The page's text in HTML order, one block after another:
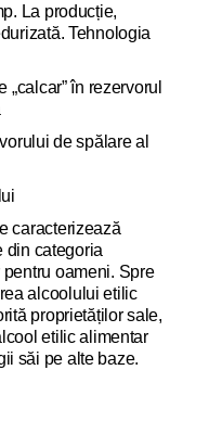
La producție,
Tehnologia
în rezervorul
de spălare al
caracterizează
din categoria
oameni. Spre
alcoolului etilic
proprietăților sale,
etilic alimentar
săi pe alte baze.